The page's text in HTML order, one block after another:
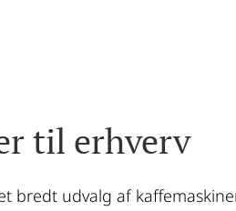
til erhverv
bredt udvalg af